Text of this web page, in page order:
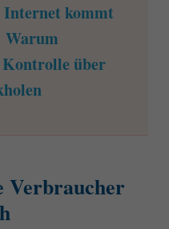
kommt
Warum
über
Verbraucher